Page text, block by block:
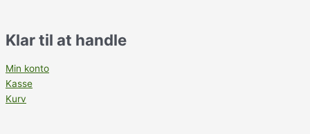
Klar til at handle
Min konto
Kasse
Kurv